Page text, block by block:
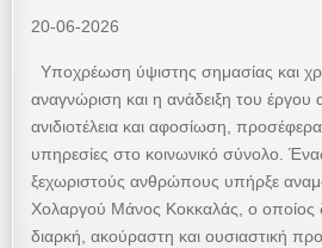
20-06-2026
Υποχρέωση ύψιστης σημασίας και
αναγνώριση και η ανάδειξη του
ανιδιοτέλεια και αφοσίωση,
υπηρεσίες στο κοινωνικό σύνολο.
ξεχωριστούς ανθρώπους υπήρξε
Χολαργού Μάνος Κοκκαλάς, ο οποίος
διαρκή, ακούραστη και ουσιαστική